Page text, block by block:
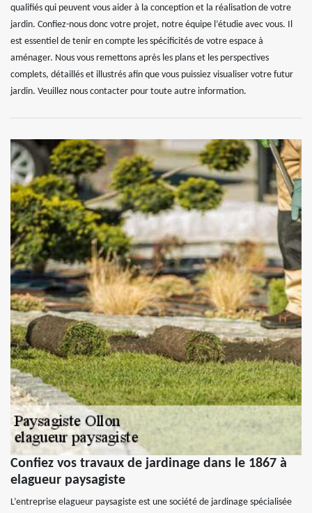
qualifiés qui peuvent vous aider à la conception et la réalisation de votre
jardin. Confiez-nous donc votre projet, notre équipe l’étudie avec vous. Il
est essentiel de tenir en compte les spécificités de votre espace à
aménager. Nous vous remettons après les plans et les perspectives
complets, détaillés et illustrés afin que vous puissiez visualiser votre futur
jardin. Veuillez nous contacter pour toute autre information.
Confiez vos travaux de jardinage dans le 1867 à
elagueur paysagiste
L’entreprise elagueur paysagiste est une société de jardinage spécialisée